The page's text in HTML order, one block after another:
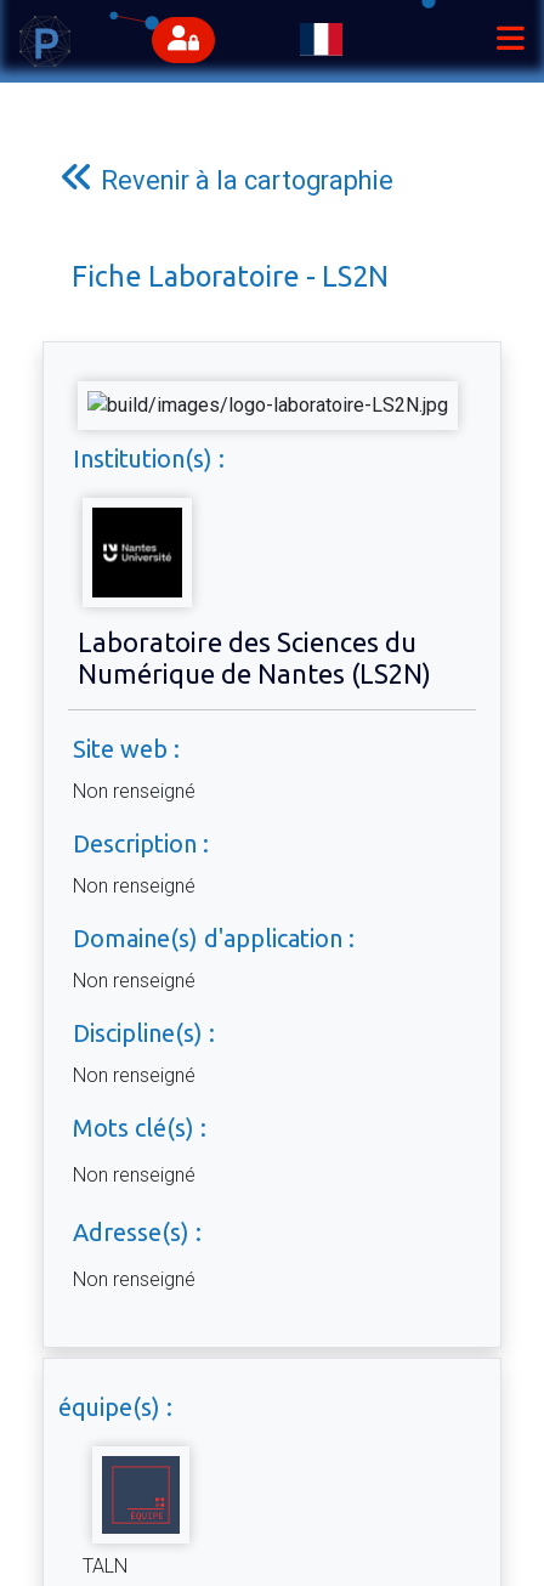
Revenir à la cartographie
Fiche Laboratoire - LS2N
Institution(s) :
Laboratoire des Sciences du
Numérique de Nantes (LS2N)
Site web :
Non renseigné
Description :
Non renseigné
Domaine(s) d'application :
Non renseigné
Discipline(s) :
Non renseigné
Mots clé(s) :
Non renseigné
Adresse(s) :
Non renseigné
équipe(s) :
TALN